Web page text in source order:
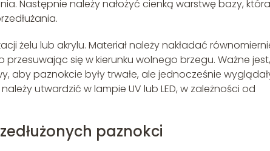
Następnie należy nałożyć cienką warstwę bazy, która
żelu lub akrylu. Materiał należy nakładać
się w kierunku wolnego brzegu. Ważne jest,
paznokcie były trwałe, ale jednocześnie
utwardzić w lampie UV lub LED, w zależności od
paznokci